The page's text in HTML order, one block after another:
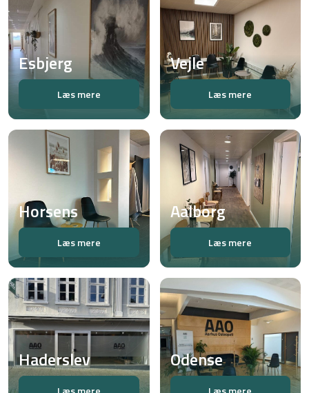
Esbjerg
Læs mere
Vejle
Læs mere
Horsens
Læs mere
Aalborg
Læs mere
Haderslev Odense